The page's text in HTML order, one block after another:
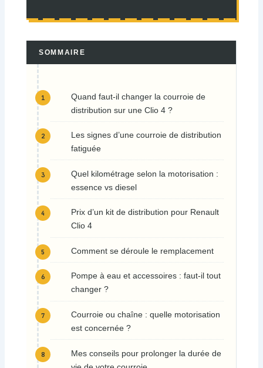
SOMMAIRE
Quand faut-il changer la courroie de
distribution sur une Clio 4 ?
Les signes d’une courroie de distribution
fatiguée
Quel kilométrage selon la motorisation :
essence vs diesel
Prix d’un kit de distribution pour Renault
Clio 4
Comment se déroule le remplacement
Pompe à eau et accessoires : faut-il tout
changer ?
Courroie ou chaîne : quelle motorisation
est concernée ?
Mes conseils pour prolonger la durée de